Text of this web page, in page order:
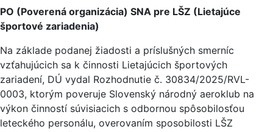
PO (Poverená organizácia) SNA pre LŠZ (Lietajúce
športové zariadenia)
Na základe podanej žiadosti a príslušných smerníc
vzťahujúcich sa k činnosti Lietajúcich športových
zariadení, DÚ vydal Rozhodnutie č. 30834/2025/RVL-
0003, ktorým poveruje Slovenský národný aeroklub na
výkon činností súvisiacich s odbornou spôsobilosťou
leteckého personálu, overovaním sposobilosti LŠZ